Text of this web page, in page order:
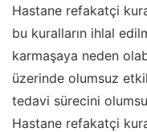
Hastane refakatçi
bu kuralların ihlal
karmaşaya neden
üzerinde olumsuz
tedavi sürecini
Hastane refakatçi